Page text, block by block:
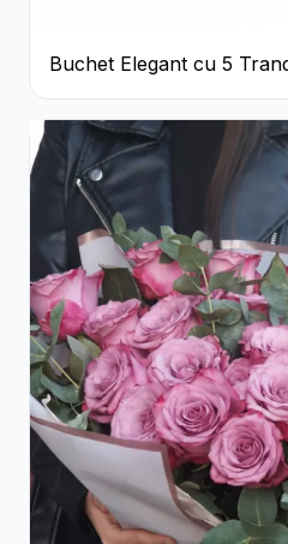
Buchet Elegant cu 5
și Eucalipt